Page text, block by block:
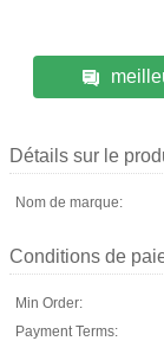
Détails sur le
Nom de marque:
Conditions de
Min Order:
Payment Terms: